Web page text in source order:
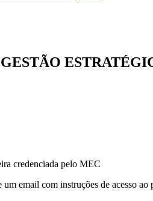
credenciada pelo MEC
email com instruções de acesso ao